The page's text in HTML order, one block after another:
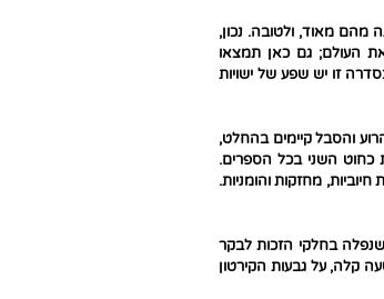
מהם מאוד, ולטובה. נכון,
העולם; גם כאן תמצאו
זו יש שפע של ישויות
והסבל קיימים בהחלט,
כחוט השני בכל הספרים.
מחזקות והומניות.
בחלקי הזכות לבקר
קלה, על גבעות הקירטון